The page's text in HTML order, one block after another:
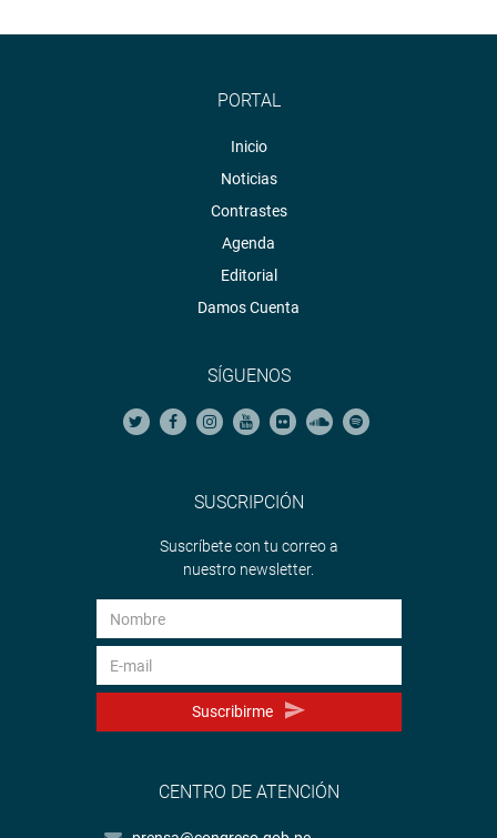
PORTAL
Inicio
Noticias
Contrastes
Agenda
Editorial
Damos Cuenta
SÍGUENOS
SUSCRIPCIÓN
Suscríbete con tu correo a
nuestro newsletter.
Suscribirme
CENTRO DE ATENCIÓN